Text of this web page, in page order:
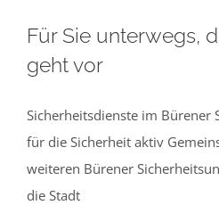
Für Sie unterwegs,
geht vor
Sicherheitsdienste im Bürener
für die Sicherheit aktiv
weiteren Bürener
die Stadt